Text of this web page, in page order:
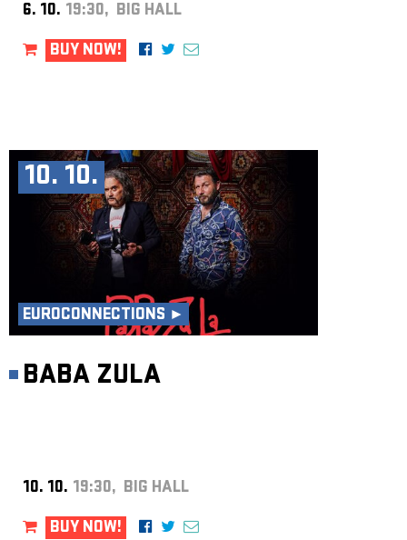
6. 10. 19:30, BIG HALL
BUY NOW!
10. 10.
EUROCONNECTIONS ►
BABA ZULA
10. 10. 19:30, BIG HALL
BUY NOW!